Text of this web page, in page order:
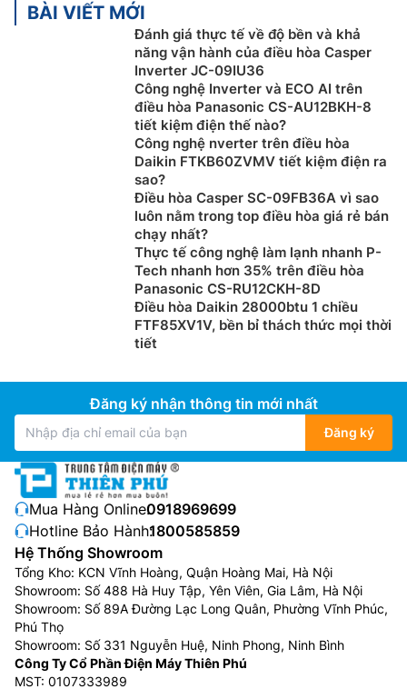
BÀI VIẾT MỚI
Đánh giá thực tế về độ bền và khả
năng vận hành của điều hòa Casper
Inverter JC-09IU36
Công nghệ Inverter và ECO AI trên
điều hòa Panasonic CS-AU12BKH-8
tiết kiệm điện thế nào?
Công nghệ nverter trên điều hòa
Daikin FTKB60ZVMV tiết kiệm điện ra
sao?
Điều hòa Casper SC-09FB36A vì sao
luôn nằm trong top điều hòa giá rẻ bán
chạy nhất?
Thực tế công nghệ làm lạnh nhanh P-
Tech nhanh hơn 35% trên điều hòa
Panasonic CS-RU12CKH-8D
Điều hòa Daikin 28000btu 1 chiều
FTF85XV1V, bền bỉ thách thức mọi thời
tiết
Đăng ký nhận thông tin mới nhất
Đăng ký
Mua Hàng Online:0918969699
Hotline Bảo Hành:1800585859
Hệ Thống Showroom
Tổng Kho: KCN Vĩnh Hoàng, Quận Hoàng Mai, Hà Nội
Showroom: Số 488 Hà Huy Tập, Yên Viên, Gia Lâm, Hà Nội
Showroom: Số 89A Đường Lạc Long Quân, Phường Vĩnh Phúc,
Phú Thọ
Showroom: Số 331 Nguyễn Huệ, Ninh Phong, Ninh Bình
Công Ty Cổ Phần Điện Máy Thiên Phú
MST: 0107333989